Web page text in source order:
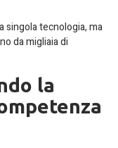
singola tecnologia, ma
da migliaia di
la